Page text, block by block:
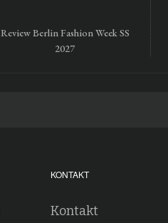
Review Berlin Fashion Week SS
2027
KONTAKT
Kontakt